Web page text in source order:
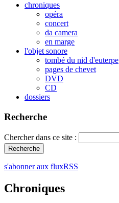
chroniques
opéra
concert
da camera
en marge
l'objet sonore
tombé du nid d'euterpe
pages de chevet
DVD
CD
dossiers
Recherche
Chercher dans ce site :
s'abonner aux fluxRSS
Chroniques